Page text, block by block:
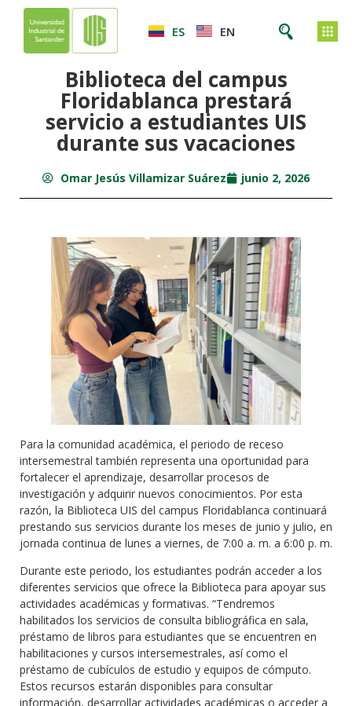
ES EN
Biblioteca del campus
Floridablanca prestará
servicio a estudiantes UIS
durante sus vacaciones
Omar Jesús Villamizar Suárez junio 2, 2026
Para la comunidad académica, el periodo de receso
intersemestral también representa una oportunidad para
fortalecer el aprendizaje, desarrollar procesos de
investigación y adquirir nuevos conocimientos. Por esta
razón, la Biblioteca UIS del campus Floridablanca continuará
prestando sus servicios durante los meses de junio y julio, en
jornada continua de lunes a viernes, de 7:00 a. m. a 6:00 p. m.
Durante este periodo, los estudiantes podrán acceder a los
diferentes servicios que ofrece la Biblioteca para apoyar sus
actividades académicas y formativas. “Tendremos
habilitados los servicios de consulta bibliográfica en sala,
préstamo de libros para estudiantes que se encuentren en
habilitaciones y cursos intersemestrales, así como el
préstamo de cubículos de estudio y equipos de cómputo.
Estos recursos estarán disponibles para consultar
información, desarrollar actividades académicas o acceder a